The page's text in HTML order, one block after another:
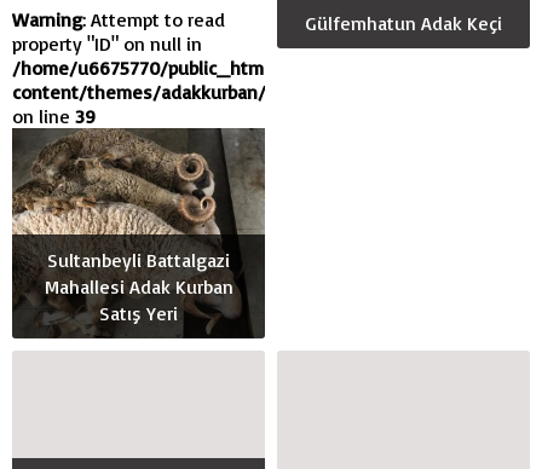
Warning: Attempt to read
property "ID" on null in
/home/u6675770/public_html/wp-
content/themes/adakkurban/functions.php
on line 39
Sultanbeyli Battalgazi
Mahallesi Adak Kurban
Satış Yeri
Gülfemhatun Adak Keçi